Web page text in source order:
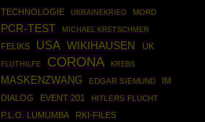
TECHNOLOGIE
UKRAINEKRIEG MORD
PCR-TEST MICHAEL KRETSCHMER
FELIKS USA WIKIHAUSEN UK
FLUTHILFE CORONA KREBS
MASKENZWANG EDGAR SIEMUND
IM
DIALOG
EVENT 201 HITLERS FLUCHT
P.L.O. LUMUMBA
RKI-FILES